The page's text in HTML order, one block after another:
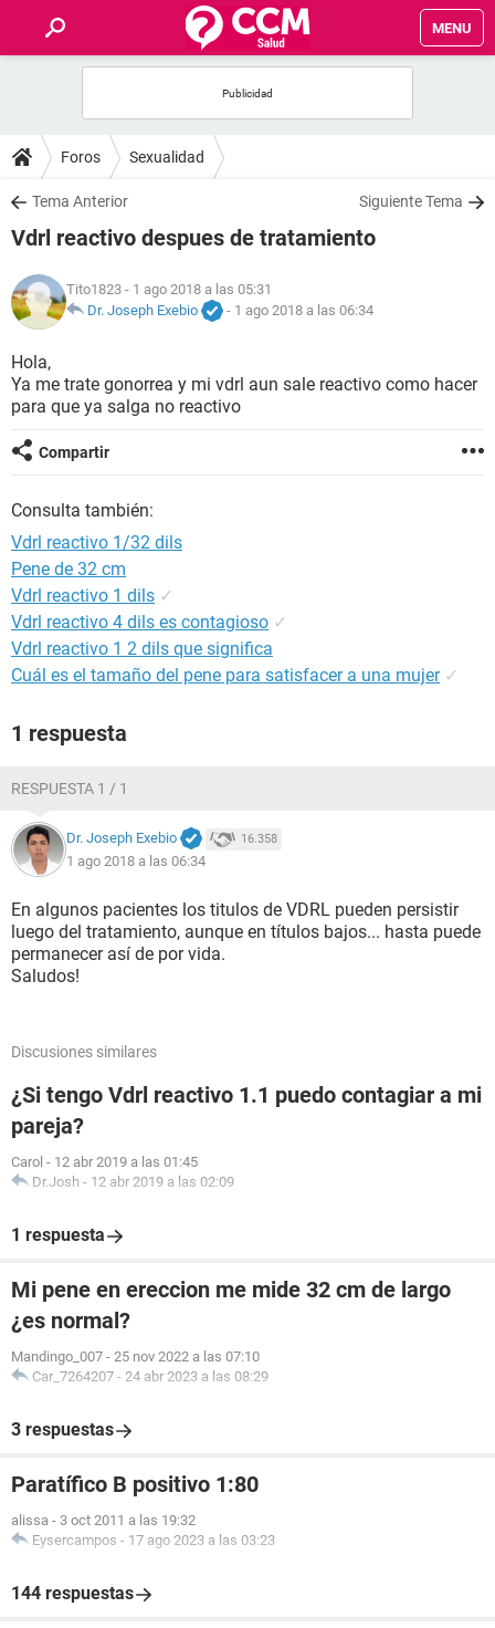
MENU
FOROS
SALUD
NUTRICIÓN
BIENESTAR
Foros Sexualidad
Tema Anterior Siguiente Tema
Vdrl reactivo despues de tratamiento
Tito1823 - 1 ago 2018 a las 05:31
Dr. Joseph Exebio
- 1 ago 2018 a las 06:34
Hola,
Ya me trate gonorrea y mi vdrl aun sale reactivo como hacer
para que ya salga no reactivo
Compartir
Consulta también:
Vdrl reactivo 1/32 dils
Pene de 32 cm
Vdrl reactivo 1 dils ✓
Vdrl reactivo 4 dils es contagioso ✓
Vdrl reactivo 1 2 dils que significa
Cuál es el tamaño del pene para satisfacer a una mujer ✓
1 respuesta
RESPUESTA 1 / 1
Dr. Joseph Exebio 16.358
1 ago 2018 a las 06:34
En algunos pacientes los titulos de VDRL pueden persistir
luego del tratamiento, aunque en títulos bajos... hasta puede
permanecer así de por vida.
Saludos!
Discusiones similares
¿Si tengo Vdrl reactivo 1.1 puedo contagiar a mi
pareja?
Carol - 12 abr 2019 a las 01:45
Dr.Josh - 12 abr 2019 a las 02:09
1 respuesta
Mi pene en ereccion me mide 32 cm de largo
¿es normal?
Mandingo_007 - 25 nov 2022 a las 07:10
Car_7264207 - 24 abr 2023 a las 08:29
3 respuestas
Paratífico B positivo 1:80
alissa - 3 oct 2011 a las 19:32
Eysercampos - 17 ago 2023 a las 03:23
144 respuestas